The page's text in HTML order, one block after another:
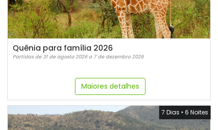
Quênia para família 2026
Partidas de 31 de agosto 2026 a 7 de dezembro 2026
Maiores detalhes
7 Dias • 6 Noites